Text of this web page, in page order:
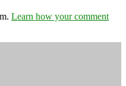
Learn how your comment